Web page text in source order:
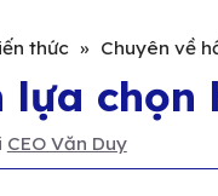
thức » Chuyên về
lựa
CEO Văn Duy